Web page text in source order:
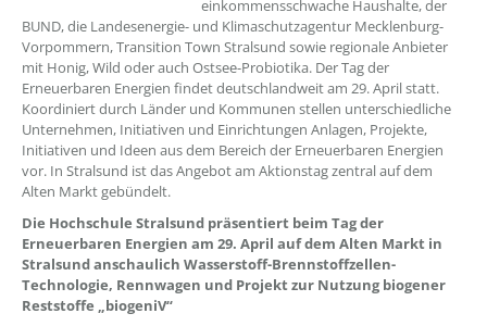
einkommensschwache Haushalte, der
BUND, die Landesenergie- und Klimaschutzagentur Mecklenburg-
Vorpommern, Transition Town Stralsund sowie regionale Anbieter
mit Honig, Wild oder auch Ostsee-Probiotika. Der Tag der
Erneuerbaren Energien findet deutschlandweit am 29. April statt.
Koordiniert durch Länder und Kommunen stellen unterschiedliche
Unternehmen, Initiativen und Einrichtungen Anlagen, Projekte,
Initiativen und Ideen aus dem Bereich der Erneuerbaren Energien
vor. In Stralsund ist das Angebot am Aktionstag zentral auf dem
Alten Markt gebündelt.
Die Hochschule Stralsund präsentiert beim Tag der
Erneuerbaren Energien am 29. April auf dem Alten Markt in
Stralsund anschaulich Wasserstoff-Brennstoffzellen-
Technologie, Rennwagen und Projekt zur Nutzung biogener
Reststoffe „biogeniV“